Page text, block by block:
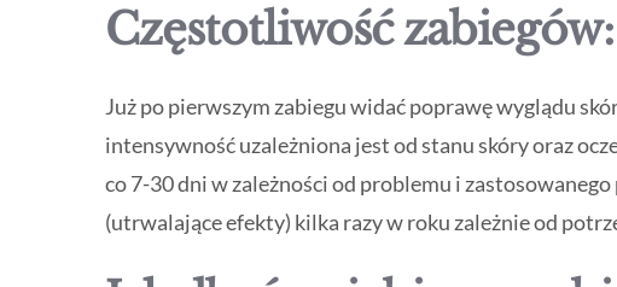
Częstotliwość zabiegów:
Już po pierwszym zabiegu widać poprawę wyglądu
intensywność uzależniona jest od stanu skóry oraz
co 7-30 dni w zależności od problemu i
(utrwalające efekty) kilka razy w roku zależnie od